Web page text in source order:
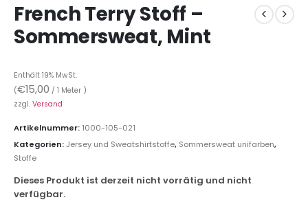
French Terry Stoff –
Sommersweat, Mint
Enthält 19% MwSt.
(€15,00 / 1 Meter )
zzgl. Versand
Artikelnummer: 1000-105-021
Kategorien:Jersey und Sweatshirtstoffe, Sommersweat unifarben,
Stoffe
Dieses Produkt ist derzeit nicht vorrätig und nicht
verfügbar.